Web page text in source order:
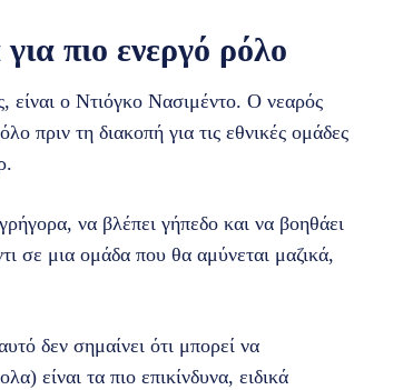
πιο ενεργό ρόλο
είναι ο Ντιόγκο Νασιμέντο. Ο νεαρός
πριν τη διακοπή για τις εθνικές ομάδες
να βλέπει γήπεδο και να βοηθάει
σε μια ομάδα που θα αμύνεται μαζικά,
δεν σημαίνει ότι μπορεί να
είναι τα πιο επικίνδυνα, ειδικά